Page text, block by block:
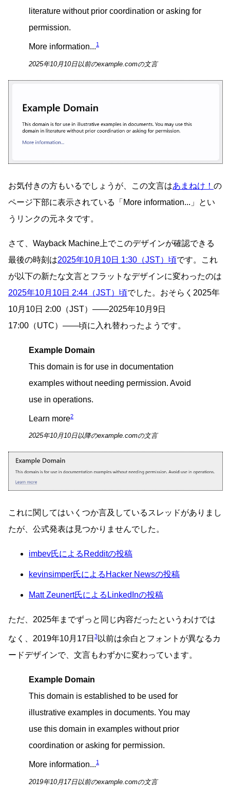
literature without prior coordination or asking for
permission.
More information...1
2025年10月10日以前のexample.comの文言
お気付きの方もいるでしょうが、この文言はあまねけ！ の
ページ下部に表示されている「More information...」とい
うリンクの元ネタです。
さて、Wayback Machine上でこのデザインが確認できる
最後の時刻は2025年10月10日 1:30（JST）頃です。これ
が以下の新たな文言とフラットなデザインに変わったのは
2025年10月10日 2:44（JST）頃でした。おそらく2025年
10月10日 2:00（JST）――2025年10月9日
17:00（UTC）――頃に入れ替わったようです。
Example Domain
This domain is for use in documentation
examples without needing permission. Avoid
use in operations.
Learn more2
2025年10月10日以降のexample.comの文言
これに関してはいくつか言及しているスレッドがありまし
たが、公式発表は見つかりませんでした。
imbev氏によるRedditの投稿
kevinsimper氏によるHacker Newsの投稿
Matt Zeunert氏によるLinkedInの投稿
ただ、2025年までずっと同じ内容だったというわけでは
なく、2019年10月17日 3以前は余白とフォントが異なるカ
ードデザインで、文言もわずかに変わっています。
Example Domain
This domain is established to be used for
illustrative examples in documents. You may
use this domain in examples without prior
coordination or asking for permission.
More information...1
2019年10月17日以前のexample.comの文言